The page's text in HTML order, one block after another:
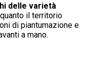
delle varietà
il territorio
di piantumazione e
a mano.